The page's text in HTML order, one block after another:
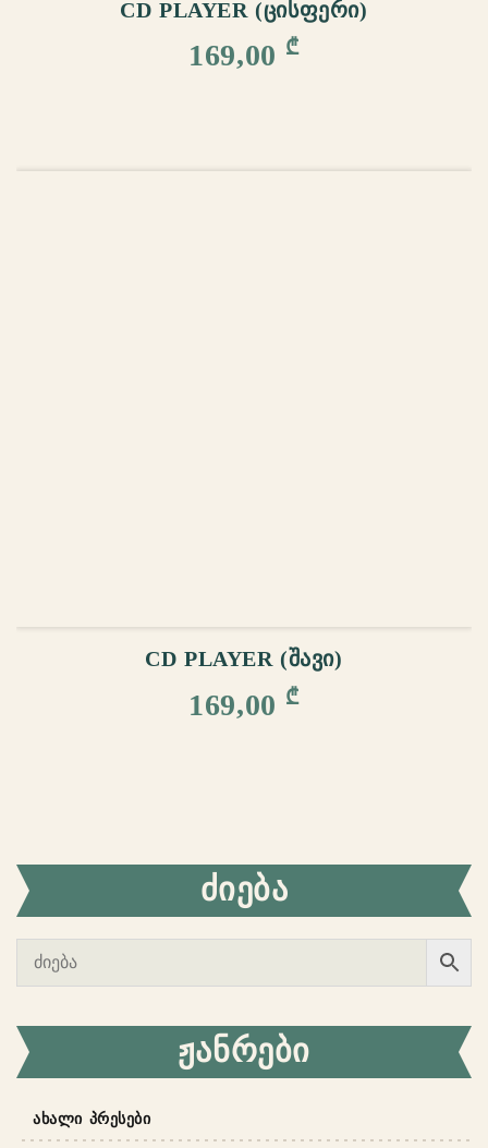
ᲫᲘᲔᲑᲐ
ᲟᲐᲜᲠᲔᲑᲘ
ᲐᲮᲐᲚᲘ ᲞᲠᲔᲡᲔᲑᲘ
CD PLAYER (ᲪᲘᲡᲤᲔᲠᲘ)
169,00 ₾
CD PLAYER (ᲨᲐᲕᲘ)
169,00 ₾